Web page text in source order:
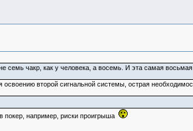
чакр, как у человека, а восемь. И эта самая восьмая
второй сигнальной системы, острая
покер, например, риски проигрыша